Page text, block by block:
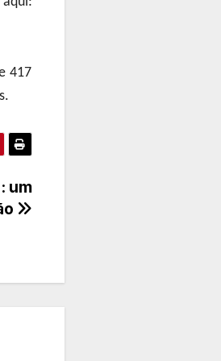
417
um